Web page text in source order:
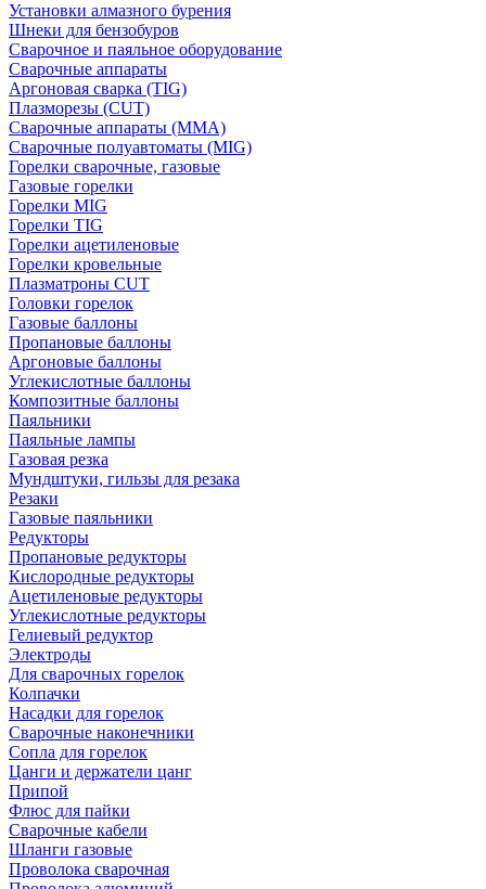
Установки алмазного бурения
Шнеки для бензобуров
Сварочное и паяльное оборудование
Сварочные аппараты
Аргоновая сварка (TIG)
Плазморезы (CUT)
Сварочные аппараты (MMA)
Сварочные полуавтоматы (MIG)
Горелки сварочные, газовые
Газовые горелки
Горелки MIG
Горелки TIG
Горелки ацетиленовые
Горелки кровельные
Плазматроны CUT
Головки горелок
Газовые баллоны
Пропановые баллоны
Аргоновые баллоны
Углекислотные баллоны
Композитные баллоны
Паяльники
Паяльные лампы
Газовая резка
Мундштуки, гильзы для резака
Резаки
Газовые паяльники
Редукторы
Пропановые редукторы
Кислородные редукторы
Ацетиленовые редукторы
Углекислотные редукторы
Гелиевый редуктор
Электроды
Для сварочных горелок
Колпачки
Насадки для горелок
Сварочные наконечники
Сопла для горелок
Цанги и держатели цанг
Припой
Флюс для пайки
Сварочные кабели
Шланги газовые
Проволока сварочная